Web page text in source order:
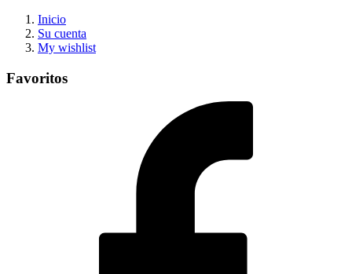
Inicio
Su cuenta
My wishlist
Favoritos